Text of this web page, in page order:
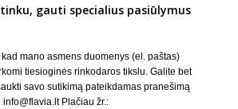
gauti specialius pasiūlymus
mano asmens duomenys (el. paštas)
tiesioginės rinkodaros tikslu. Galite bet
savo sutikimą pateikdamas pranešimą
info@flavia.lt Plačiau žr.: